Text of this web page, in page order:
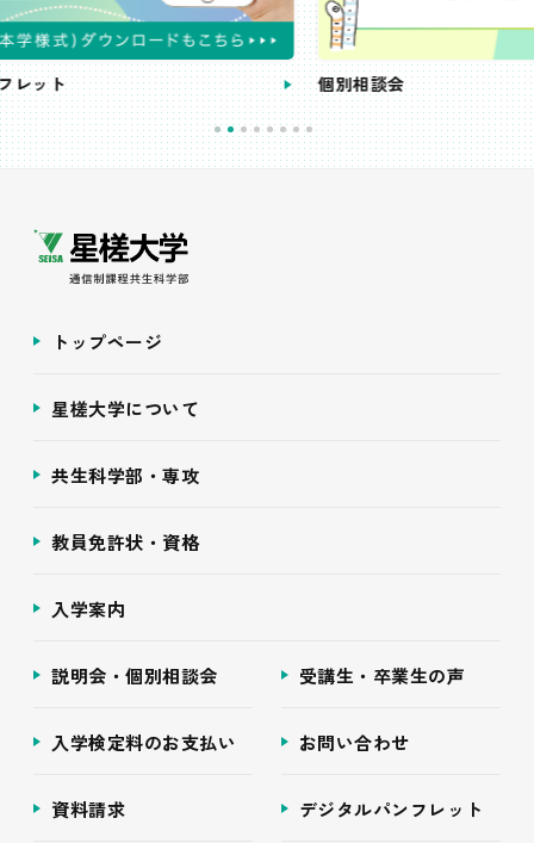
個別相談会
トップページ
星槎大学について
共生科学部・専攻
教員免許状・資格
入学案内
説明会・個別相談会 受講生・卒業生の声
入学検定料のお支払い お問い合わせ
資料請求 デジタルパンフレット